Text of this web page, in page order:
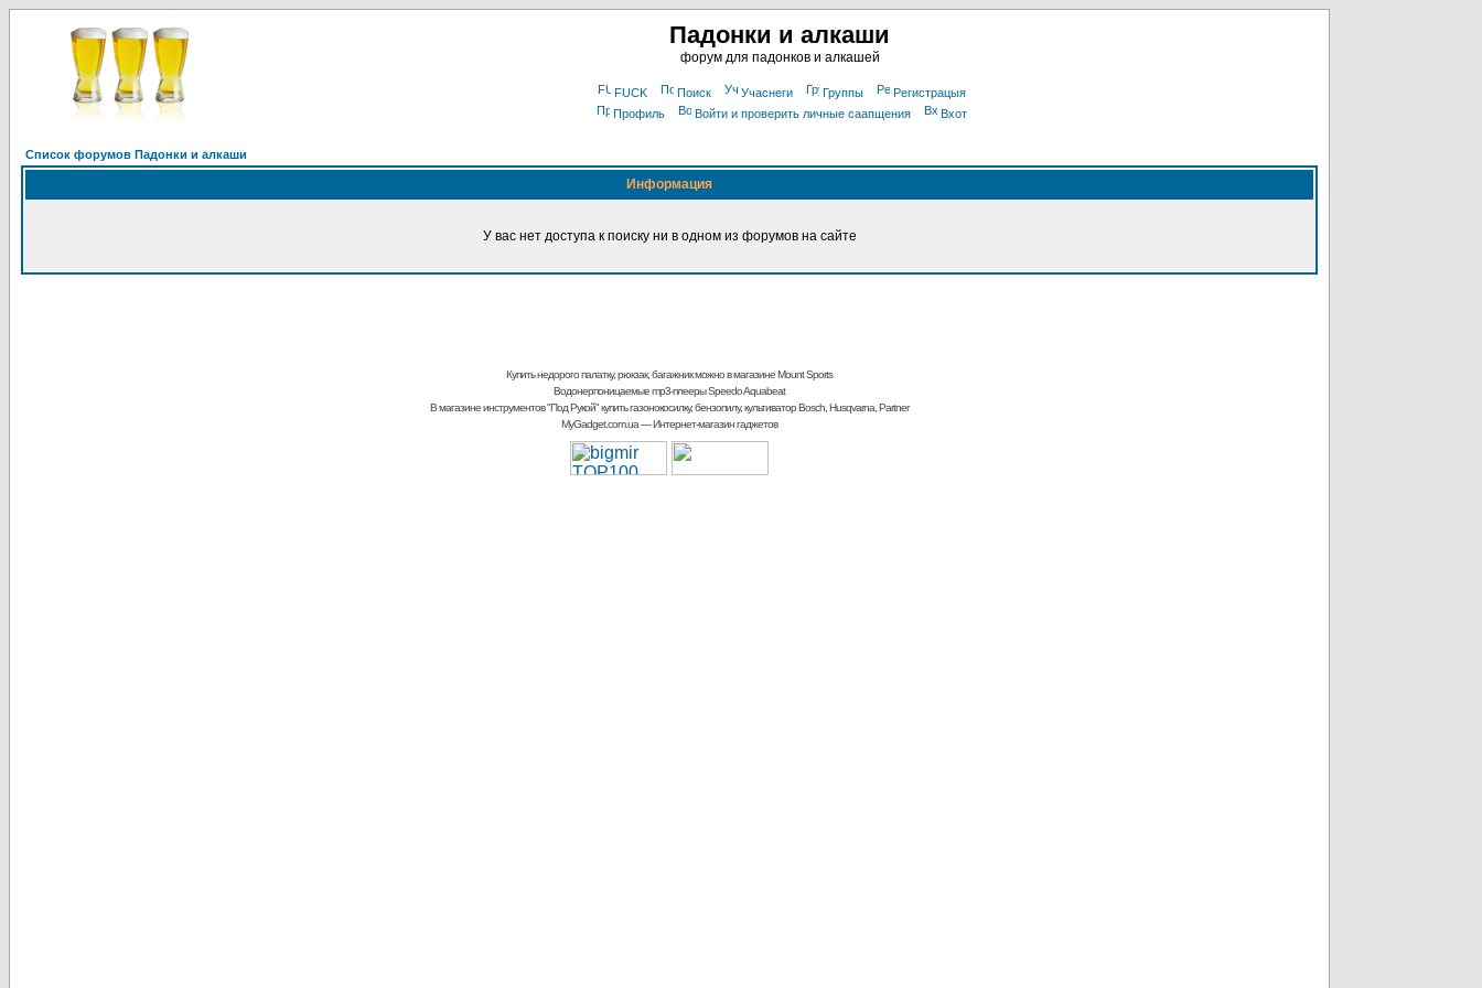
Падонки и алкаши
форум для падонков и алкашей
FUCK Поиск Учаснеги Группы
Регистрацыя
Профиль
Войти и проверить личные саапщения Вхот
Список форумов Падонки и алкаши
Информация
У вас нет доступа к поиску ни в одном из форумов на сайте
Купить недорого палатку, рюкзак, багажникможно в магазине Mount Sports
Водонерпоницаемые mp3-плееры Speedo Aquabeat
В магазине инструментов "Под Рукой"купить газонокосилку, бензопилу, культиваторBosch, Husqvarna, Partner
MyGadget.com.ua— Интернет-магазин гаджетов